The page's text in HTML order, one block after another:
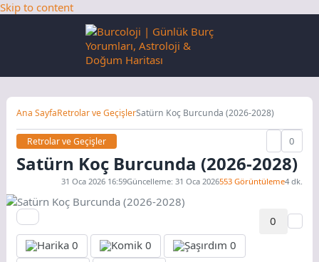
Skip to content
Ana SayfaRetrolar ve GeçişlerSatürn Koç Burcunda (2026-2028)
Retrolar ve Geçişler 0
Satürn Koç Burcunda (2026-2028)
31 Oca 2026 16:59Güncelleme: 31 Oca 2026553 Görüntüleme4 dk.
0
0
0 0